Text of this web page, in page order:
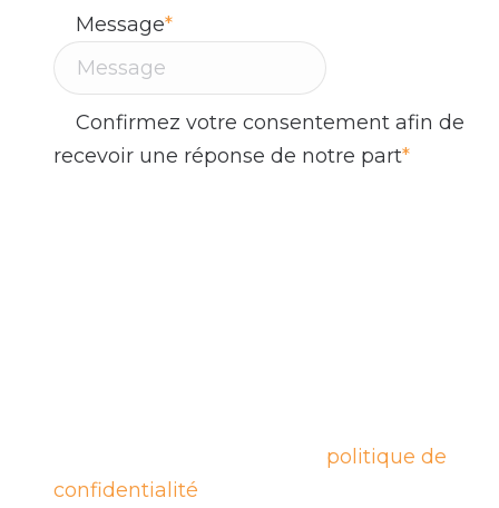
Message*
Confirmez votre consentement afin de
recevoir une réponse de notre part*
politique de
confidentialité